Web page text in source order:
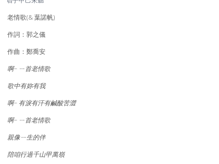
老情歌(& 葉諾帆)
作詞：郭之儀
作曲：鄭喬安
啊~ ㄧ首老情歌
歌中有妳有我
啊~ 有淚有汗有鹹酸苦澀
啊~ ㄧ首老情歌
親像ㄧ生的伴
陪咱行過千山甲萬嶺